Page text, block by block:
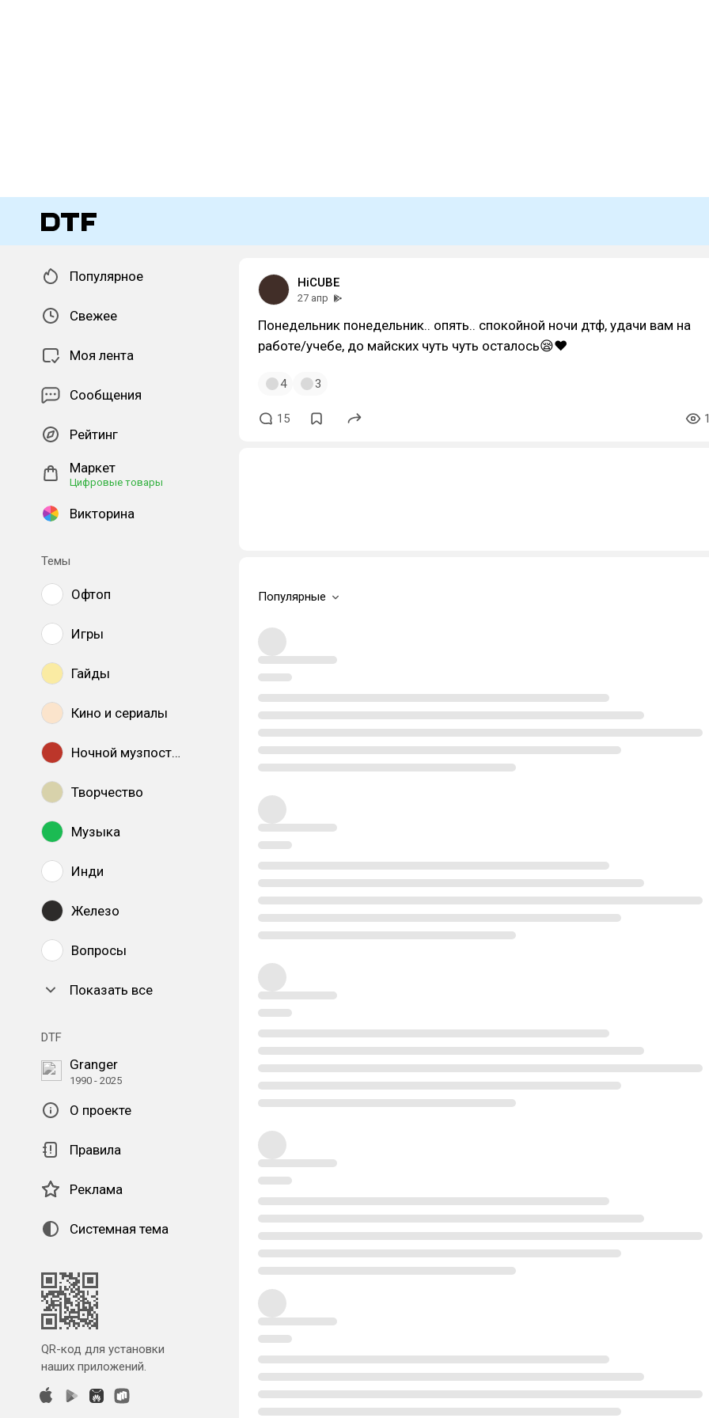
Популярное
Свежее
Моя лента
Сообщения
Рейтинг
Маркет
Цифровые товары
Викторина
Темы
Офтоп
Игры
Гайды
Кино и сериалы
Ночной музпостинг
Творчество
Музыка
Инди
Железо
Вопросы
Показать все
DTF
Granger
1990 - 2025
О проекте
Правила
Реклама
Системная тема
QR-код для установки
наших приложений.
HiCUBE
27 апр
Понедельник понедельник.. опять.. спокойной ночи дтф, удачи вам на
работе/учебе, до майских чуть чуть осталось😪❤
4 3
15
Популярные